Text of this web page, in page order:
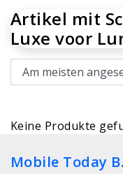
Artikel mit
Luxe voor
Keine Produkte
Mobile Today